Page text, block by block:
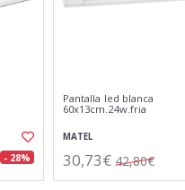
- 28%
Pantalla led blanca
60x13cm.24w.fria
MATEL
30,73€ 42,80€